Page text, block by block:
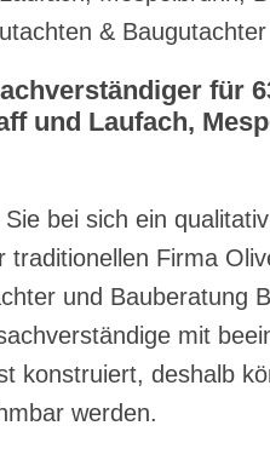
& Baugutachter
für
und Laufach,
bei sich ein
traditionellen Firma
und Bauberatung
mit
konstruiert, deshalb
werden.